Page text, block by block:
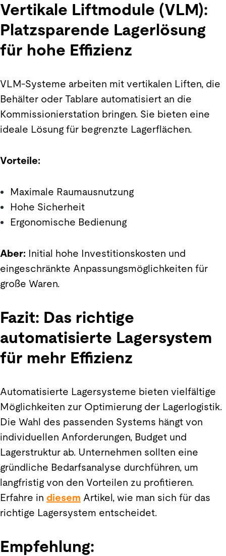
Vertikale Liftmodule (VLM):
Platzsparende Lagerlösung
für hohe Effizienz
VLM-Systeme arbeiten mit vertikalen Liften, die
Behälter oder Tablare automatisiert an die
Kommissionierstation bringen. Sie bieten eine
ideale Lösung für begrenzte Lagerflächen.
Vorteile:
Maximale Raumausnutzung
Hohe Sicherheit
Ergonomische Bedienung
Aber: Initial hohe Investitionskosten und
eingeschränkte Anpassungsmöglichkeiten für
große Waren.
Fazit: Das richtige
automatisierte Lagersystem
für mehr Effizienz
Automatisierte Lagersysteme bieten vielfältige
Möglichkeiten zur Optimierung der Lagerlogistik.
Die Wahl des passenden Systems hängt von
individuellen Anforderungen, Budget und
Lagerstruktur ab. Unternehmen sollten eine
gründliche Bedarfsanalyse durchführen, um
langfristig von den Vorteilen zu profitieren.
Erfahre in diesem Artikel, wie man sich für das
richtige Lagersystem entscheidet.
Empfehlung: